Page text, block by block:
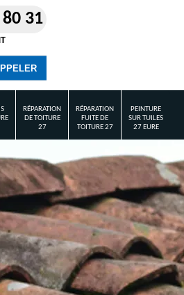
31
RÉPARATION
DE TOITURE
27
RÉPARATION
FUITE DE
TOITURE 27
PEINTURE
SUR TUILES
27 EURE